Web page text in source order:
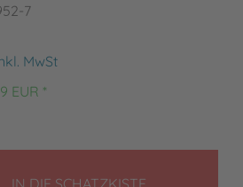
7
MwSt
EUR *
IN DIE SCHATZKISTELEGEN